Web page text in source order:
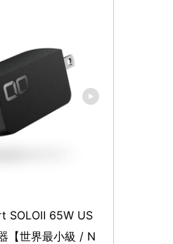
SOLOⅡ 65W US
【世界最小級 / N